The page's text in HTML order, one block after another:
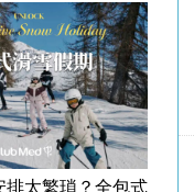
排太繁瑣？全包式